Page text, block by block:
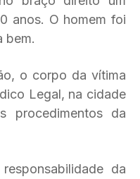
anos. O homem foi
bem.
o corpo da vítima
Legal, na cidade
procedimentos da
da